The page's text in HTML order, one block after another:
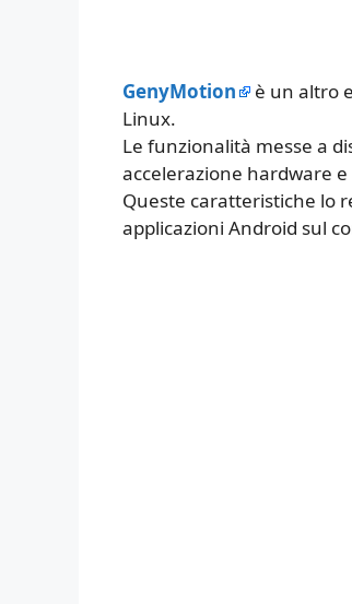
GenyMotion
è un altro
Linux.
Le funzionalità messe a
accelerazione hardware
Queste caratteristiche lo
applicazioni Android sul